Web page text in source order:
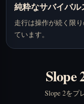
純粋なサバイバル
走行は操作が続く限
ています。
Slope 2をプ